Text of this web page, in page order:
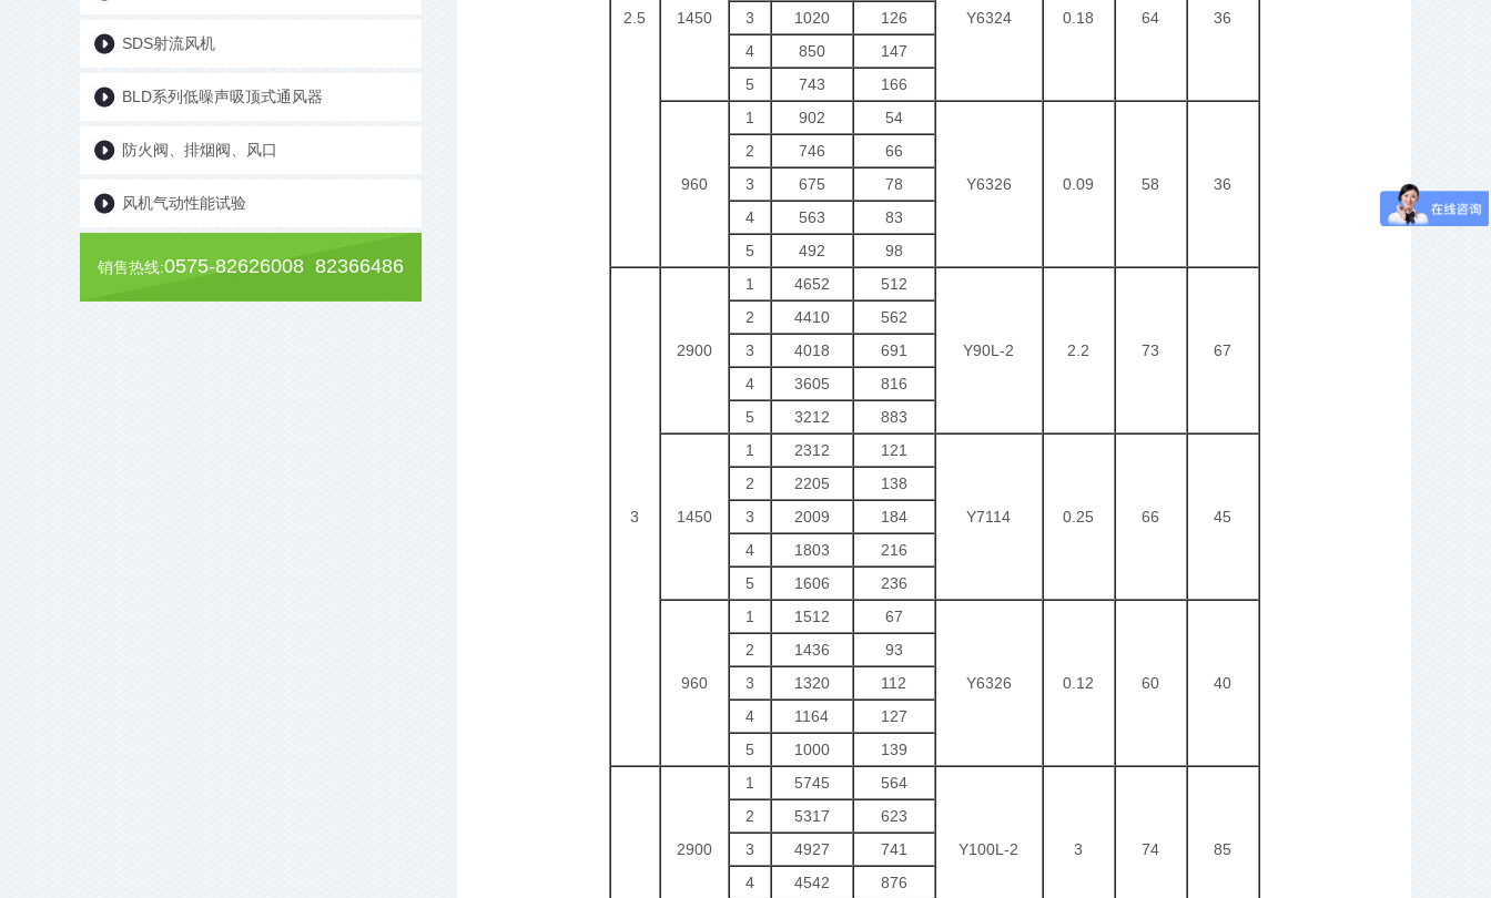
SDS射流风机
BLD系列低噪声吸顶式通风器
防火阀、排烟阀、风口
风机气动性能试验
销售热线:0575-82626008 82366486
2.5 1450 Y6324 0.18 64 36
3
1020
126
4
850
147
5
743 166
960
1 902 54
Y6326 0.09 58 36
2 746
66
3
675
78
4
563
83
5
492 98
3
2900
1 4652 512
Y90L-2 2.2 73 67
2 4410
562
3
4018
691
4
3605
816
5
3212 883
1450
1 2312 121
Y7114 0.25 66 45
2 2205
138
3
2009
184
4
1803
216
5
1606 236
960
1 1512 67
Y6326 0.12 60 40
2 1436
93
3
1320
112
4
1164
127
5
1000 139
2900
1 5745 564
Y100L-2 3 74 85
2 5317
623
3
4927
741
4
4542
876